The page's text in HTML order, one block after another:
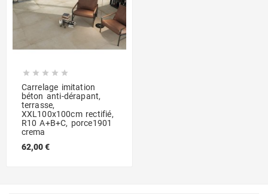
    
Carrelage imitation
béton anti-dérapant,
terrasse,
XXL100x100cm rectifié,
R10 A+B+C, porce1901
crema
62,00 €